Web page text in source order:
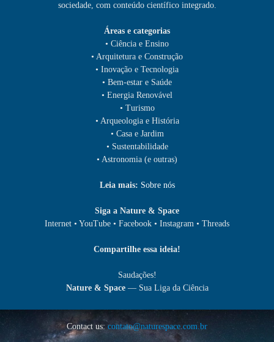
sociedade, com conteúdo científico integrado.
Áreas e categorias
• Ciência e Ensino
• Arquitetura e Construção
• Inovação e Tecnologia
• Bem-estar e Saúde
• Energia Renovável
• Turismo
• Arqueologia e História
• Casa e Jardim
• Sustentabilidade
• Astronomia (e outras)
Leia mais: Sobre nós
Siga a Nature & Space
Internet • YouTube • Facebook • Instagram • Threads
Compartilhe essa ideia!
Saudações!
Nature & Space— Sua Liga da Ciência
Contact us: contato@naturespace.com.br